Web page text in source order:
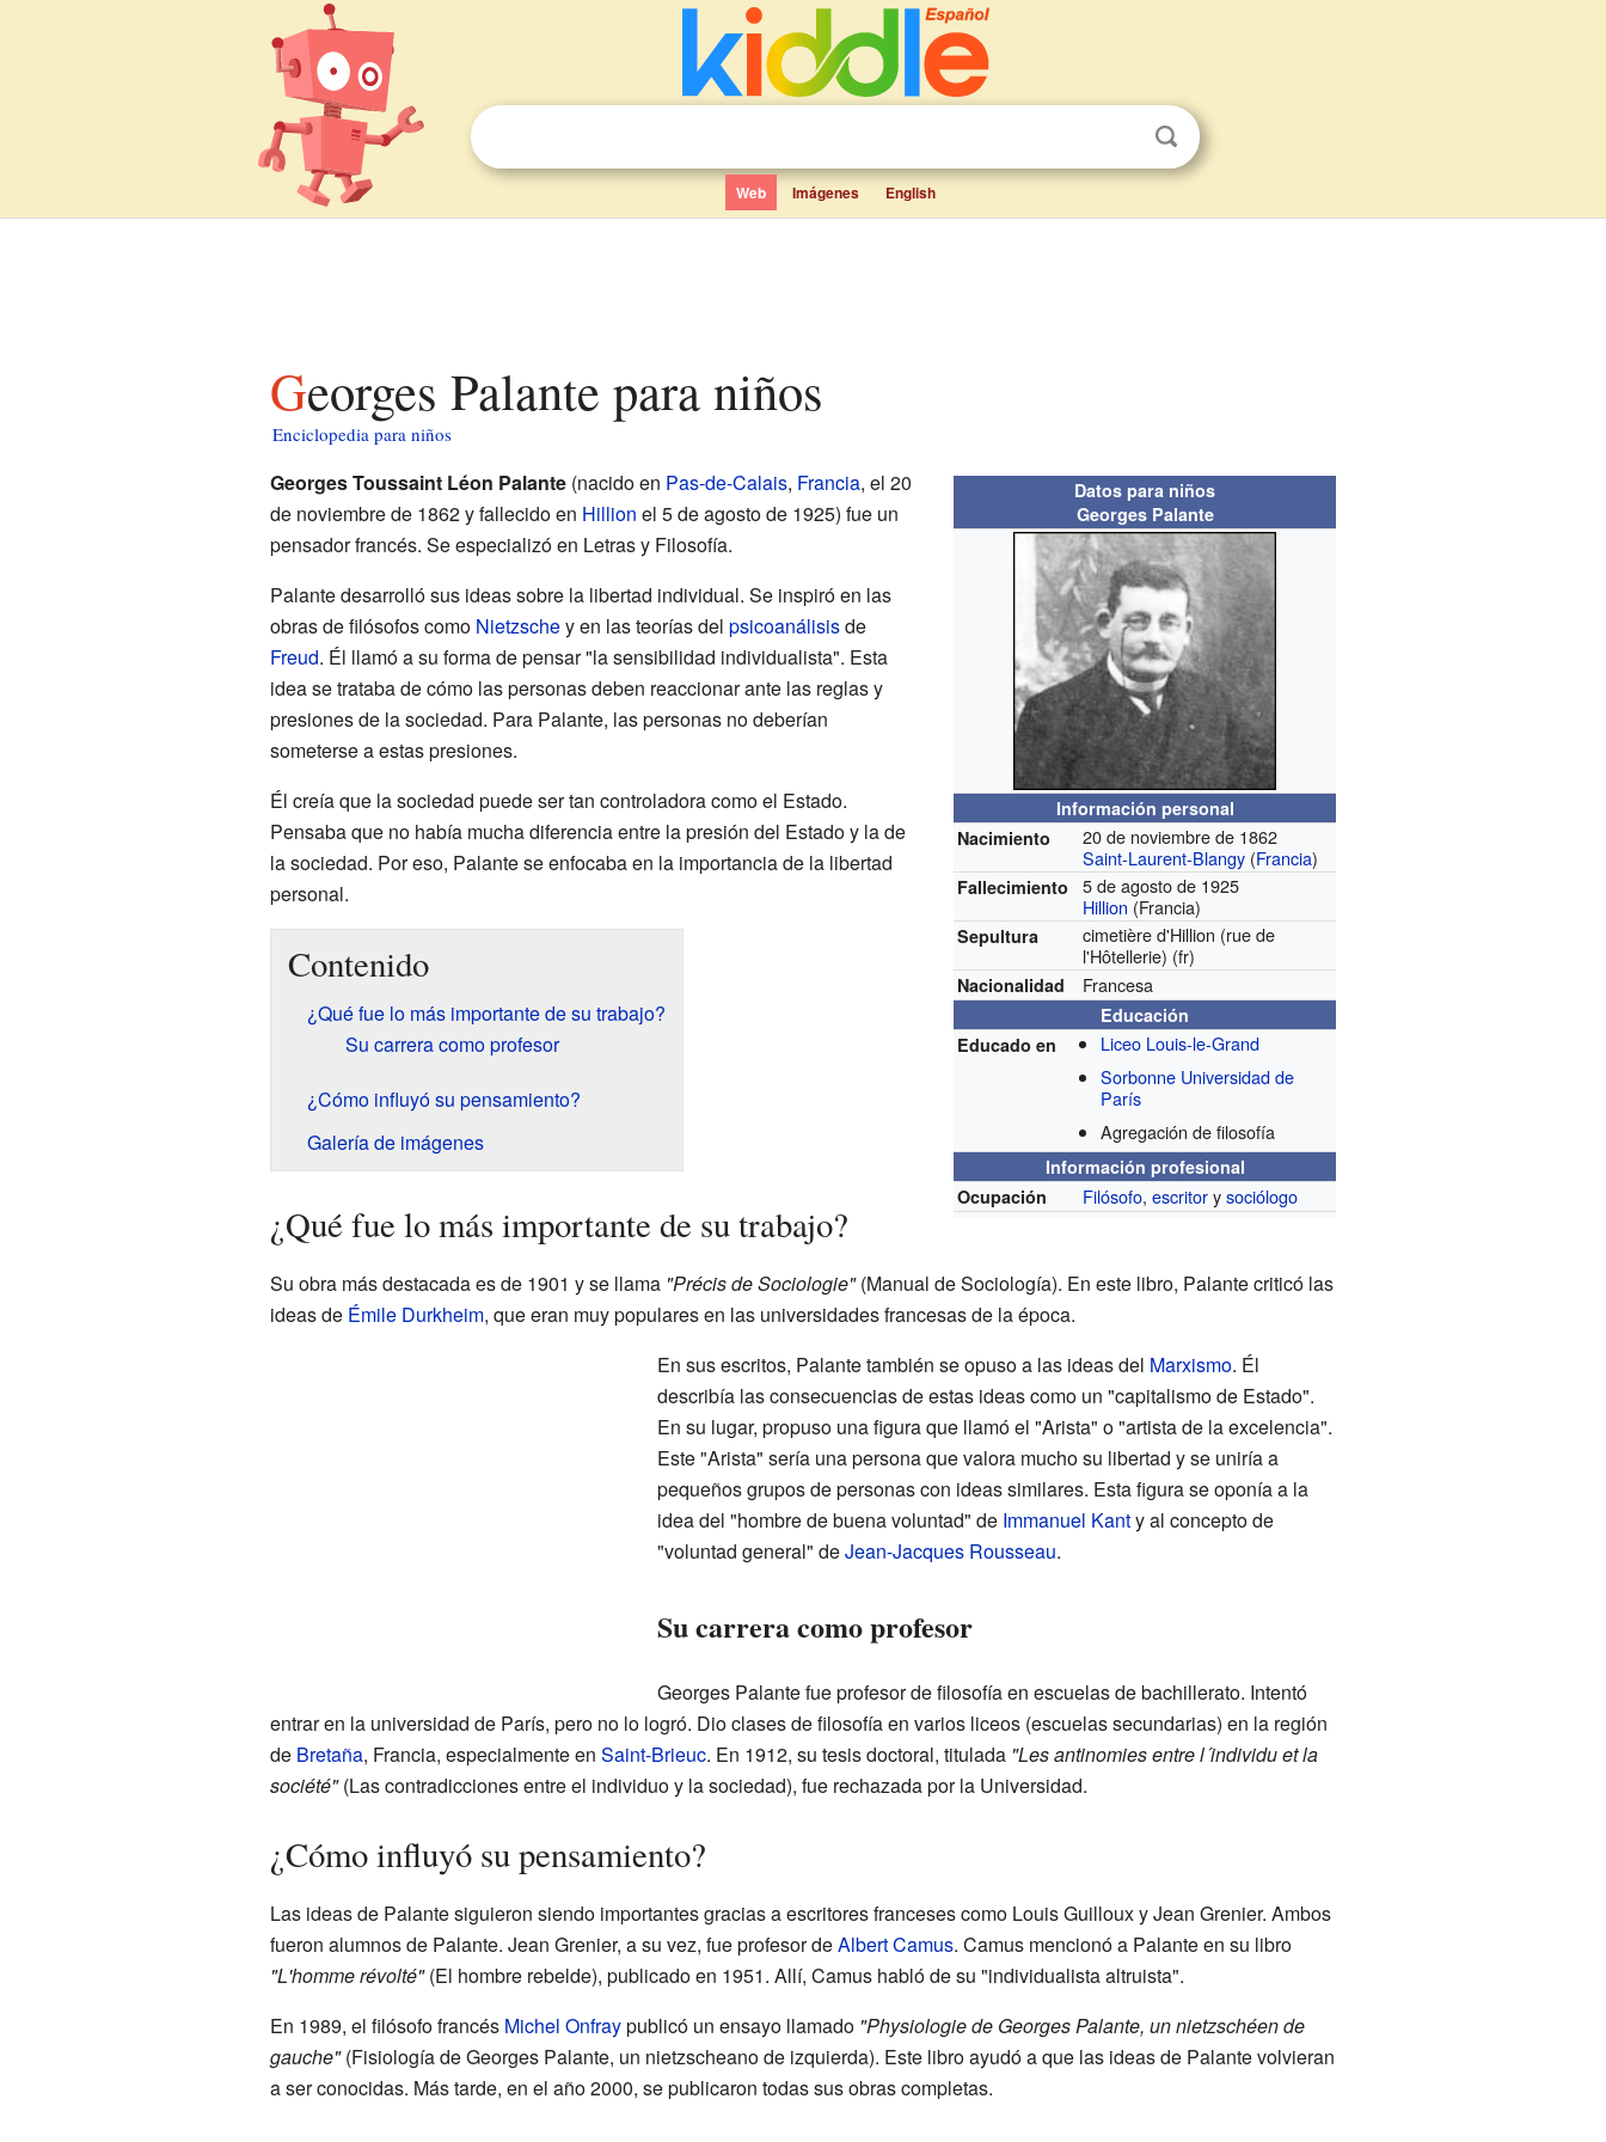
Web Imágenes English
Georges Palante para niños
Enciclopedia para niños
Datos para niños
Georges Palante
Información personal
Nacimiento
20 de noviembre de 1862
Saint-Laurent-Blangy (Francia)
Fallecimiento
5 de agosto de 1925
Hillion (Francia)
Sepultura
cimetière d'Hillion (rue de
l'Hôtellerie) (fr)
Nacionalidad Francesa
Educación
Educado en
Liceo Louis-le-Grand
Sorbonne Universidad de
París
Agregación de filosofía
Información profesional
Ocupación
Filósofo,escritorysociólogo
Georges Toussaint Léon Palante(nacido en Pas-de-Calais, Francia, el 20
de noviembre de 1862 y fallecido en Hillion el 5 de agosto de 1925) fue un
pensador francés. Se especializó en Letras y Filosofía.
Palante desarrolló sus ideas sobre la libertad individual. Se inspiró en las
obras de filósofos como Nietzschey en las teorías del psicoanálisisde
Freud. Él llamó a su forma de pensar "la sensibilidad individualista". Esta
idea se trataba de cómo las personas deben reaccionar ante las reglas y
presiones de la sociedad. Para Palante, las personas no deberían
someterse a estas presiones.
Él creía que la sociedad puede ser tan controladora como el Estado.
Pensaba que no había mucha diferencia entre la presión del Estado y la de
la sociedad. Por eso, Palante se enfocaba en la importancia de la libertad
personal.
Contenido
¿Qué fue lo más importante de su trabajo?
Su carrera como profesor
¿Cómo influyó su pensamiento?
Galería de imágenes
¿Qué fue lo más importante de su trabajo?
Su obra más destacada es de 1901 y se llama "Précis de Sociologie"(Manual de Sociología). En este libro, Palante criticó las
ideas de Émile Durkheim, que eran muy populares en las universidades francesas de la época.
En sus escritos, Palante también se opuso a las ideas del Marxismo. Él
describía las consecuencias de estas ideas como un "capitalismo de Estado".
En su lugar, propuso una figura que llamó el "Arista" o "artista de la excelencia".
Este "Arista" sería una persona que valora mucho su libertad y se uniría a
pequeños grupos de personas con ideas similares. Esta figura se oponía a la
idea del "hombre de buena voluntad" de Immanuel Kanty al concepto de
"voluntad general" deJean-Jacques Rousseau.
Su carrera como profesor
Georges Palante fue profesor de filosofía en escuelas de bachillerato. Intentó
entrar en la universidad de París, pero no lo logró. Dio clases de filosofía en varios liceos (escuelas secundarias) en la región
de Bretaña, Francia, especialmente en Saint-Brieuc. En 1912, su tesis doctoral, titulada "Les antinomies entre l´individu et la
société"(Las contradicciones entre el individuo y la sociedad), fue rechazada por la Universidad.
¿Cómo influyó su pensamiento?
Las ideas de Palante siguieron siendo importantes gracias a escritores franceses como Louis Guilloux y Jean Grenier. Ambos
fueron alumnos de Palante. Jean Grenier, a su vez, fue profesor deAlbert Camus. Camus mencionó a Palante en su libro
"L'homme révolté"(El hombre rebelde), publicado en 1951. Allí, Camus habló de su "individualista altruista".
En 1989, el filósofo francés Michel Onfraypublicó un ensayo llamado "Physiologie de Georges Palante, un nietzschéen de
gauche"(Fisiología de Georges Palante, un nietzscheano de izquierda). Este libro ayudó a que las ideas de Palante volvieran
a ser conocidas. Más tarde, en el año 2000, se publicaron todas sus obras completas.